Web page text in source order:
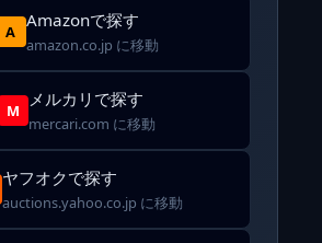
A
Amazonで探す
amazon.co.jp に移動
M
メルカリで探す
mercari.com に移動
ヤフオクで探す
auctions.yahoo.co.jp に移動